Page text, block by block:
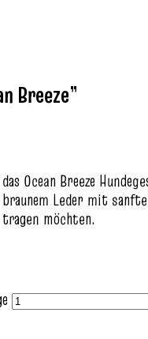
Breeze”
Breeze
Leder mit
möchten.